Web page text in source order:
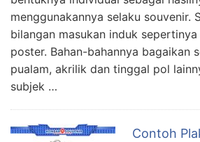
menggunakannya selaku souvenir.
bilangan masukan induk
poster. Bahan-bahannya bagaikan
pualam, akrilik dan tinggal pol
subjek …
Contoh